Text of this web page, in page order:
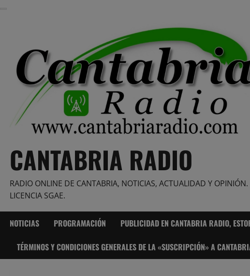
CANTABRIA RADIO
RADIO ONLINE DE CANTABRIA, NOTICIAS, ACTUALIDAD Y OPINIÓN.
LICENCIA SGAE.
NOTICIAS PROGRAMACIÓN PUBLICIDAD EN CANTABRIA RADIO,
TÉRMINOS Y CONDICIONES GENERALES DE LA «SUSCRIPCIÓN» A